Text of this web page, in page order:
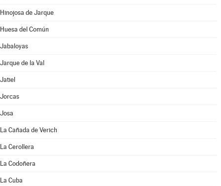
Hinojosa de Jarque
Huesa del Común
Jabaloyas
Jarque de la Val
Jatiel
Jorcas
Josa
La Cañada de Verich
La Cerollera
La Codoñera
La Cuba